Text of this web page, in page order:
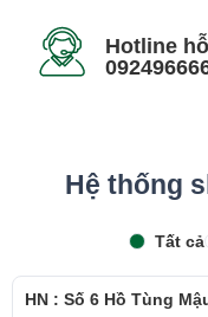
Hotline
Hệ thống
Tất cả
HN : Số 6 Hồ Tùng